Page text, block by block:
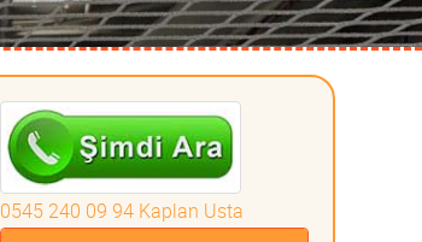
0545 240 09 94 Kaplan Usta